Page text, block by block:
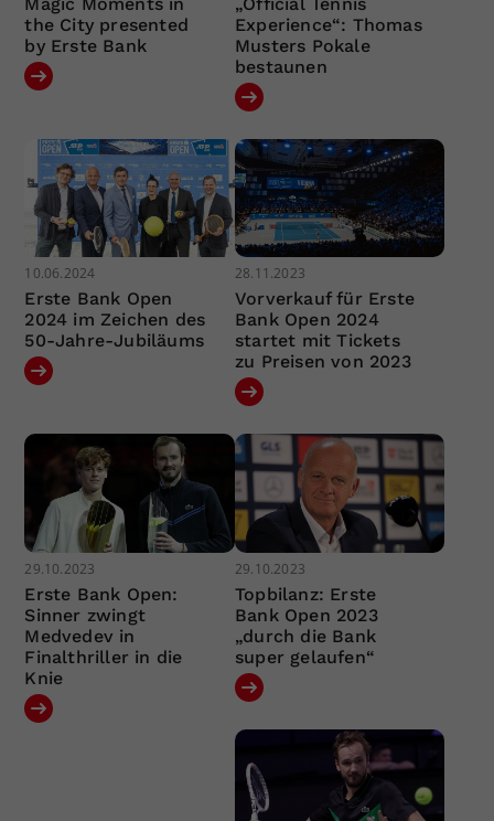
the City presented
by Erste Bank
Experience“: Thomas
Musters Pokale
bestaunen
10.06.2024
Erste Bank Open
2024 im Zeichen des
50-Jahre-Jubiläums
28.11.2023
Vorverkauf für Erste
Bank Open 2024
startet mit Tickets
zu Preisen von 2023
29.10.2023
Erste Bank Open:
Sinner zwingt
Medvedev in
Finalthriller in die
Knie
29.10.2023
Topbilanz: Erste
Bank Open 2023
„durch die Bank
super gelaufen“